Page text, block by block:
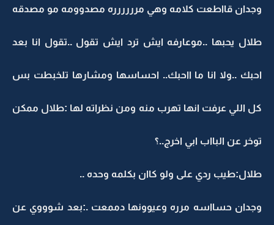
وجدان قااطعت كلامه وهي مرررررره مصدوومه مو مصدقه
طلال يحبها ..موعارفه ايش ترد ايش تقول ..تقول انا بعد
احبك ..ولا انا ما ااحبك.. احساسها ومشارها تلخبطت بس
كل اللي عرفت انها تهرب منه ومن نظراته لها :طلال ممكن
توخر عن البااب ابي اخرج..؟
طلال:طيب ردي على ولو كاان بكلمه وحده ..
وجدان حسااسه مرره وعيوونها دممعت .:بعد شوووي عن